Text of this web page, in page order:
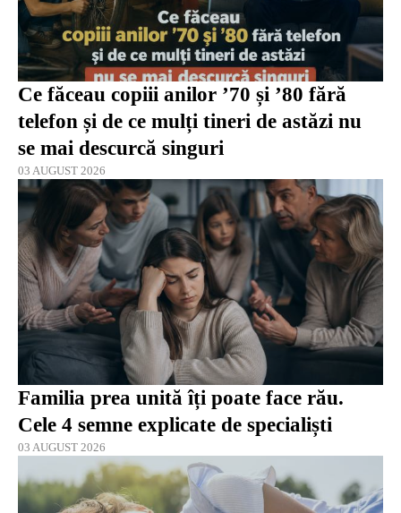
Ce făceau copiii anilor ’70 și ’80 fără
telefon și de ce mulți tineri de astăzi nu
se mai descurcă singuri
03 AUGUST 2026
Familia prea unită îți poate face rău.
Cele 4 semne explicate de specialiști
03 AUGUST 2026